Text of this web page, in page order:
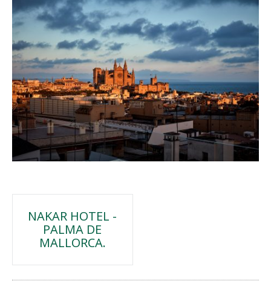
Navegación
entradas
NAKAR HOTEL -
PALMA DE
MALLORCA.